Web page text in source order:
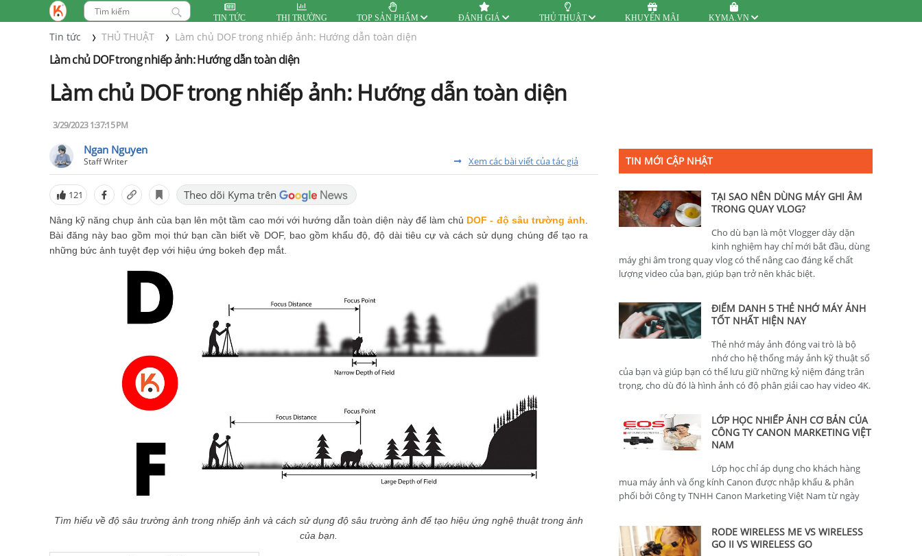
TIN TỨC THỊ TRƯỜNG TOP SẢN PHẨM ĐÁNH GIÁ THỦ THUẬT KHUYẾN MÃI KYMA.VN
Tin tức THỦ THUẬT Làm chủ DOF trong nhiếp ảnh: Hướng dẫn toàn diện
Làm chủ DOF trong nhiếp ảnh: Hướng dẫn toàn diện
Làm chủ DOF trong nhiếp ảnh: Hướng dẫn toàn diện
3/29/2023 1:37:15 PM
Ngan Nguyen
Staff Writer Xem các bài viết của tác giả
121 Theo dõi Kyma trên
Nâng kỹ năng chụp ảnh của bạn lên một tầm cao mới với hướng dẫn toàn diện này để làm chủ DOF - độ sâu trường ảnh.
Bài đăng này bao gồm mọi thứ bạn cần biết về DOF, bao gồm khẩu độ, độ dài tiêu cự và cách sử dụng chúng để tạo ra
những bức ảnh tuyệt đẹp với hiệu ứng bokeh đẹp mắt.
Tìm hiểu về độ sâu trường ảnh trong nhiếp ảnh và cách sử dụng độ sâu trường ảnh để tạo hiệu ứng nghệ thuật trong ảnh
của bạn.
TIN MỚI CẬP NHẬT
TẠI SAO NÊN DÙNG MÁY GHI ÂM
TRONG QUAY VLOG?
Cho dù bạn là một Vlogger dày dặn
kinh nghiệm hay chỉ mới bắt đầu, dùng
máy ghi âm trong quay vlog có thể nâng cao đáng kể chất
lượng video của bạn, giúp bạn trở nên khác biệt.
ĐIỂM DANH 5 THẺ NHỚ MÁY ẢNH
TỐT NHẤT HIỆN NAY
Thẻ nhớ máy ảnh đóng vai trò là bộ
nhớ cho hệ thống máy ảnh kỹ thuật số
của bạn và giúp bạn có thể lưu giữ những kỷ niệm đáng trân
trọng, cho dù đó là hình ảnh có độ phân giải cao hay video 4K.
LỚP HỌC NHIẾP ẢNH CƠ BẢN CỦA
CÔNG TY CANON MARKETING VIỆT
NAM
Lớp học chỉ áp dụng cho khách hàng
mua máy ảnh và ống kính Canon được nhập khẩu & phân
phối bởi Công ty TNHH Canon Marketing Việt Nam từ ngày
RODE WIRELESS ME VS WIRELESS
GO II VS WIRELESS GO